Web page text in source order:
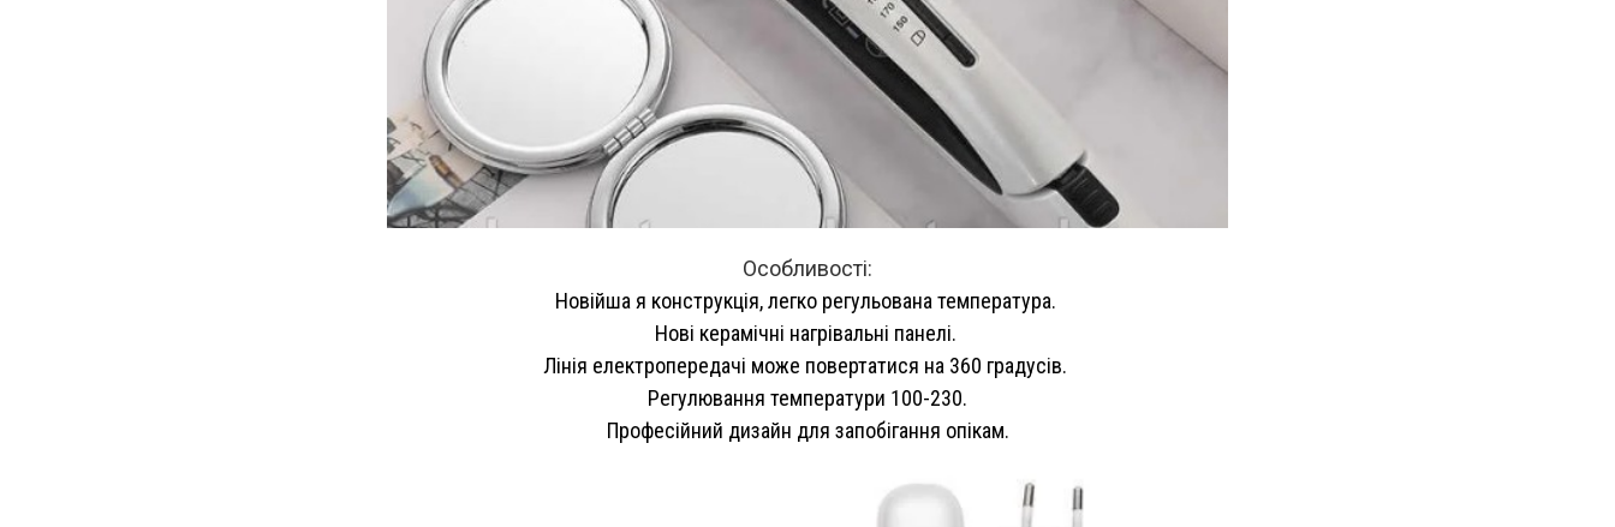
Особливості:
Новійша я конструкція, легко регульована температура.
Нові керамічні нагрівальні панелі.
Лінія електропередачі може повертатися на 360 градусів.
Регулювання температури 100-230.
Професійний дизайн для запобігання опікам.